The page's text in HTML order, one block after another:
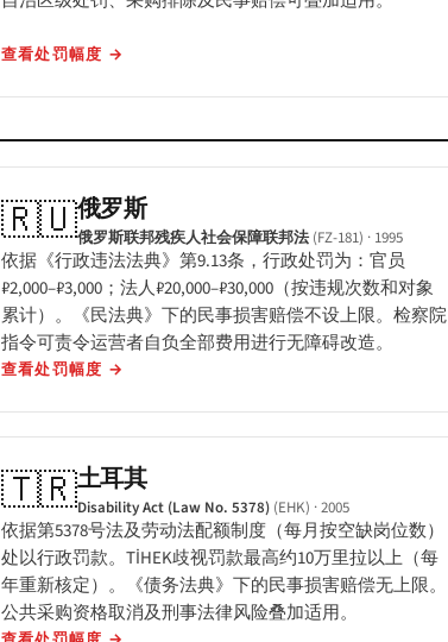
查看处罚幅度 →
🇷🇺俄罗斯
俄罗斯联邦残疾人社会保障联邦法 (FZ-181) · 1995
依据《行政违法法典》第9.13条，行政处罚为：官员
₽2,000–₽3,000；法人₽20,000–₽30,000（按违规次数和对象
累计）。《民法典》下的民事损害赔偿不设上限。检察院
指令可责令运营者自负全部费用进行无障碍改造。
查看处罚幅度 →
🇹🇷土耳其
Disability Act (Law No. 5378) (EHK) · 2005
依据第5378号法及劳动法配额制度（每月按空缺岗位数）
处以行政罚款。TİHEK歧视罚款最高约10万里拉以上（每
年重新核定）。《债务法典》下的民事损害赔偿无上限。
公共采购资格取消及刑事法律风险叠加适用。